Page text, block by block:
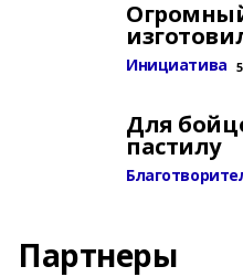
Инициатива
Для
пастилу
Партнеры